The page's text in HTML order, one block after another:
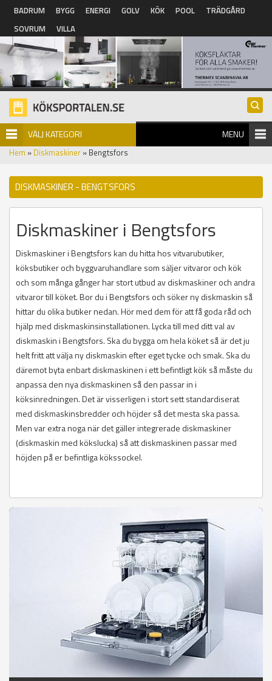
Hoppa till huvudinnehåll
BADRUM BYGG ENERGI GOLV KÖK POOL
TRÄDGÅRD
SOVRUM
VILLA
VÄLJ KATEGORI MENU
Hem » Diskmaskiner » Bengtsfors
DISKMASKINER - BENGTSFORS
Diskmaskiner i Bengtsfors
Diskmaskiner i Bengtsfors kan du hitta hos vitvarubutiker,
köksbutiker och byggvaruhandlare som säljer vitvaror och kök
och som många gånger har stort utbud av diskmaskiner och andra
vitvaror till köket. Bor du i Bengtsfors och söker ny diskmaskin så
hittar du olika butiker nedan. Hör med dem för att få goda råd och
hjälp med diskmaskinsinstallationen. Lycka till med ditt val av
diskmaskin i Bengtsfors. Ska du bygga om hela köket så är det ju
helt fritt att välja ny diskmaskin efter eget tycke och smak. Ska du
däremot byta enbart diskmaskinen i ett befintligt kök så måste du
anpassa den nya diskmaskinen så den passar in i
köksinredningen. Det är visserligen i stort sett standardiserat
med diskmaskinsbredder och höjder så det mesta ska passa.
Men var extra noga när det gäller integrerade diskmaskiner
(diskmaskin med kökslucka) så att diskmaskinen passar med
höjden på er befintliga kökssockel.